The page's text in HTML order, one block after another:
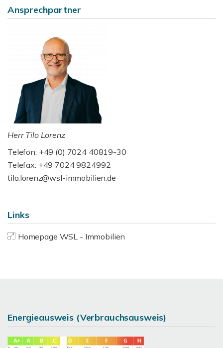
Ansprechpartner
Herr Tilo Lorenz
Telefon: +49 (0) 7024 40819-30
Telefax: +49 7024 9824992
tilo.lorenz@wsl-immobilien.de
Links
Homepage WSL - Immobilien
Energieausweis (Verbrauchsausweis)